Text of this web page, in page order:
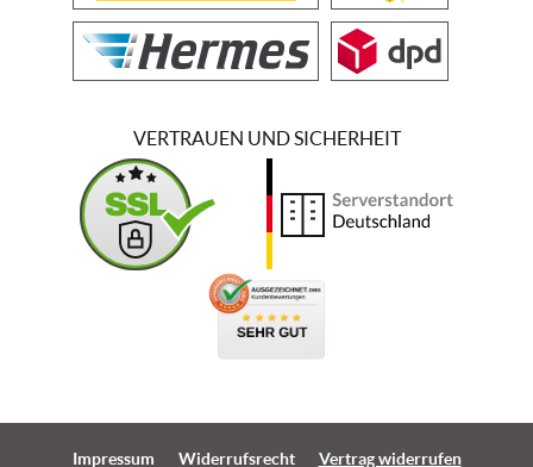
VERTRAUEN UND SICHERHEIT
Impressum Widerrufsrecht Vertrag widerrufen